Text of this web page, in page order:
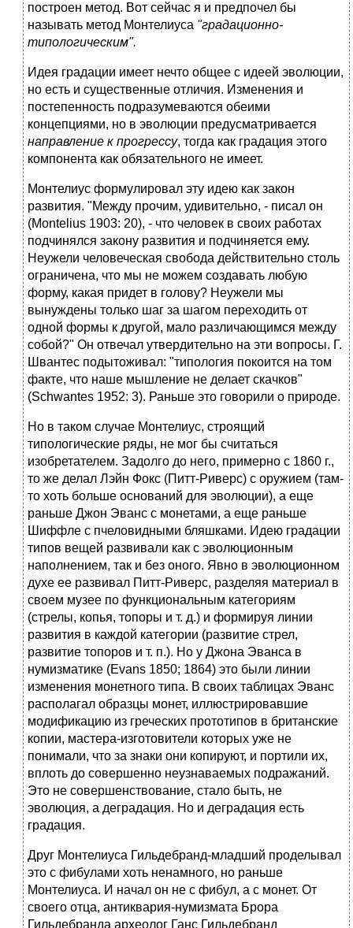
построен метод. Вот сейчас я и предпочел бы
называть метод Монтелиуса "градационно-
типологическим".
Идея градации имеет нечто общее с идеей эволюции,
но есть и существенные отличия. Изменения и
постепенность подразумеваются обеими
концепциями, но в эволюции предусматривается
направление к прогрессу, тогда как градация этого
компонента как обязательного не имеет.
Монтелиус формулировал эту идею как закон
развития. "Между прочим, удивительно, - писал он
(Montelius 1903: 20), - что человек в своих работах
подчинялся закону развития и подчиняется ему.
Неужели человеческая свобода действительно столь
ограничена, что мы не можем создавать любую
форму, какая придет в голову? Неужели мы
вынуждены только шаг за шагом переходить от
одной формы к другой, мало различающимся между
собой?" Он отвечал утвердительно на эти вопросы. Г.
Швантес подытоживал: "типология покоится на том
факте, что наше мышление не делает скачков"
(Schwantes 1952: 3). Раньше это говорили о природе.
Но в таком случае Монтелиус, строящий
типологические ряды, не мог бы считаться
изобретателем. Задолго до него, примерно с 1860 г.,
то же делал Лэйн Фокс (Питт-Риверс) с оружием (там-
то хоть больше оснований для эволюции), а еще
раньше Джон Эванс с монетами, а еще раньше
Шиффле с пчеловидными бляшками. Идею градации
типов вещей развивали как с эволюционным
наполнением, так и без оного. Явно в эволюционном
духе ее развивал Питт-Риверс, разделяя материал в
своем музее по функциональным категориям
(стрелы, копья, топоры и т. д.) и формируя линии
развития в каждой категории (развитие стрел,
развитие топоров и т. п.). Но у Джона Эванса в
нумизматике (Evans 1850; 1864) это были линии
изменения монетного типа. В своих таблицах Эванс
располагал образцы монет, иллюстрировавшие
модификацию из греческих прототипов в британские
копии, мастера-изготовители которых уже не
понимали, что за знаки они копируют, и портили их,
вплоть до совершенно неузнаваемых подражаний.
Это не совершенствование, стало быть, не
эволюция, а деградация. Но и деградация есть
градация.
Друг Монтелиуса Гильдебранд-младший проделывал
это с фибулами хоть ненамного, но раньше
Монтелиуса. И начал он не с фибул, а с монет. От
своего отца, антиквария-нумизмата Брора
Гильдебранда археолог Ганс Гильдебранд